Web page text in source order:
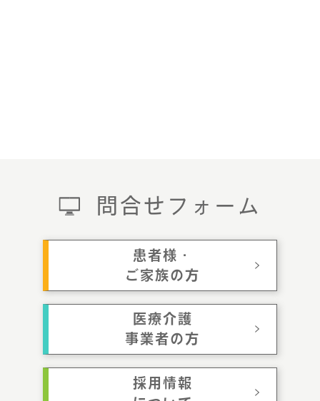
問合せフォーム
患者様・
ご家族の方
医療介護
事業者の方
採用情報